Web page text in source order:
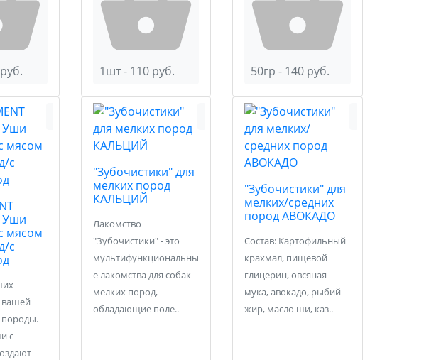
1шт - 110 руб. 50гр - 140 руб.
Уши
мясом
с
вашей
с
"Зубочистики" для
мелких пород
КАЛЬЦИЙ
Лакомство
"Зубочистики" - это
мультифункциональны
е лакомства для собак
мелких пород,
обладающие поле..
"Зубочистики" для
мелких/средних
пород АВОКАДО
Состав: Картофильный
крахмал, пищевой
глицерин, овсяная
мука, авокадо, рыбий
жир, масло ши, каз..